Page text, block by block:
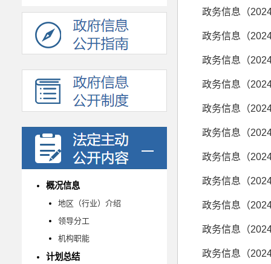
概况信息
地区（行业）介绍
领导分工
机构职能
计划总结
政务信息（
政务信息（
政务信息（
政务信息（
政务信息（
政务信息（
政务信息（
政务信息（
政务信息（
政务信息（
政务信息（